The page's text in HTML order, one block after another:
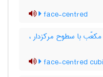
face-centred
با سطوح مرکزدار ،
face-centred